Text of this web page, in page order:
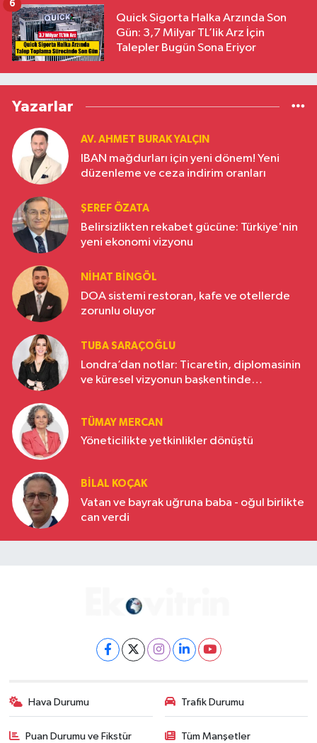
Quick Sigorta Halka Arzında Son
Gün: 3,7 Milyar TL’lik Arz İçin
Talepler Bugün Sona Eriyor
6
Yazarlar
AV. AHMET BURAK YALÇIN
IBAN mağdurları için yeni dönem! Yeni
düzenleme ve ceza indirim oranları
ŞEREF ÖZATA
Belirsizlikten rekabet gücüne: Türkiye'nin
yeni ekonomi vizyonu
NIHAT BINGÖL
DOA sistemi restoran, kafe ve otellerde
zorunlu oluyor
TUBA SARAÇOĞLU
Londra’dan notlar: Ticaretin, diplomasinin
ve küresel vizyonun başkentinde
TÜMAY MERCAN
Yöneticilikte yetkinlikler dönüştü
BILAL KOÇAK
Vatan ve bayrak uğruna baba - oğul birlikte
can verdi
Hava Durumu Trafik Durumu
Puan Durumu ve Fikstür Tüm Manşetler